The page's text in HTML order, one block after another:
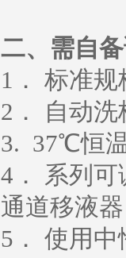
二、需自
1 ． 标准
2 ． 自动
3. 37℃恒
4 ． 系列
通道移液
5 ． 使用中